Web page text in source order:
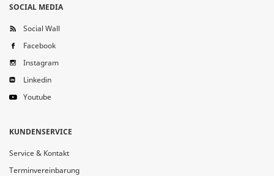
SOCIAL MEDIA
Social Wall
Facebook
Instagram
Linkedin
Youtube
KUNDENSERVICE
Service & Kontakt
Terminvereinbarung